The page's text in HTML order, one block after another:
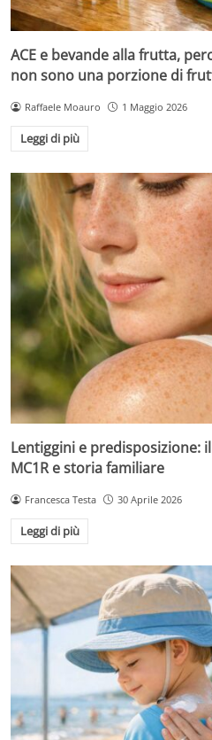
ACE e bevande alla frutta,
non sono una porzione di
Raffaele Moauro 1 Maggio 2026
Leggi di più
Lentiggini e predisposizione:
MC1R e storia familiare
Francesca Testa 30 Aprile 2026
Leggi di più